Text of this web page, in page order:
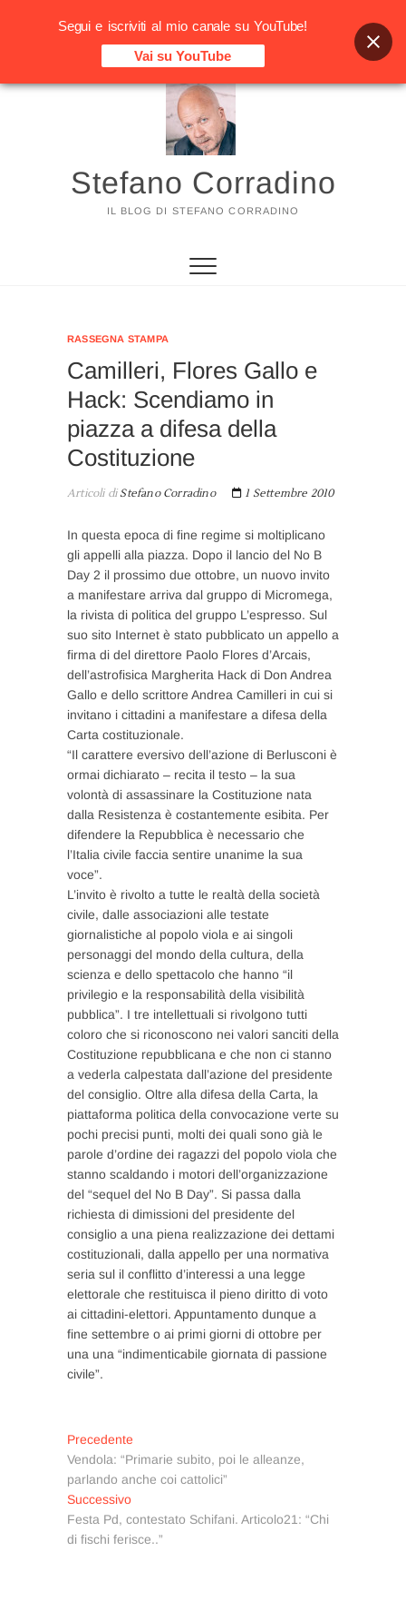
Vai
Stefano Corradino
IL BLOG DI STEFANO CORRADINO
RASSEGNA STAMPA
Camilleri, Flores Gallo e
Hack: Scendiamo in
piazza a difesa della
Costituzione
Articoli diStefano Corradino 1 Settembre 2010
In questa epoca di fine regime si moltiplicano
gli appelli alla piazza. Dopo il lancio del No B
Day 2 il prossimo due ottobre, un nuovo invito
a manifestare arriva dal gruppo di Micromega,
la rivista di politica del gruppo L’espresso. Sul
suo sito Internet è stato pubblicato un appello a
firma di del direttore Paolo Flores d’Arcais,
dell’astrofisica Margherita Hack di Don Andrea
Gallo e dello scrittore Andrea Camilleri in cui si
invitano i cittadini a manifestare a difesa della
Carta costituzionale.
“Il carattere eversivo dell’azione di Berlusconi è
ormai dichiarato – recita il testo – la sua
volontà di assassinare la Costituzione nata
dalla Resistenza è costantemente esibita. Per
difendere la Repubblica è necessario che
l’Italia civile faccia sentire unanime la sua
voce”.
L’invito è rivolto a tutte le realtà della società
civile, dalle associazioni alle testate
giornalistiche al popolo viola e ai singoli
personaggi del mondo della cultura, della
scienza e dello spettacolo che hanno “il
privilegio e la responsabilità della visibilità
pubblica”. I tre intellettuali si rivolgono tutti
coloro che si riconoscono nei valori sanciti della
Costituzione repubblicana e che non ci stanno
a vederla calpestata dall’azione del presidente
del consiglio. Oltre alla difesa della Carta, la
piattaforma politica della convocazione verte su
pochi precisi punti, molti dei quali sono già le
parole d’ordine dei ragazzi del popolo viola che
stanno scaldando i motori dell’organizzazione
del “sequel del No B Day”. Si passa dalla
richiesta di dimissioni del presidente del
consiglio a una piena realizzazione dei dettami
costituzionali, dalla appello per una normativa
seria sul il conflitto d’interessi a una legge
elettorale che restituisca il pieno diritto di voto
ai cittadini-elettori. Appuntamento dunque a
fine settembre o ai primi giorni di ottobre per
una una “indimenticabile giornata di passione
civile”.
Navigazione
articoli
Precedente
precedente:
Vendola: “Primarie subito, poi le alleanze,
parlando anche coi cattolici”
SuccessivoArticolo
successivo:
Festa Pd, contestato Schifani. Articolo21: “Chi
di fischi ferisce..”
Segui e iscriviti al mio canale su YouTube!
Vai su YouTube